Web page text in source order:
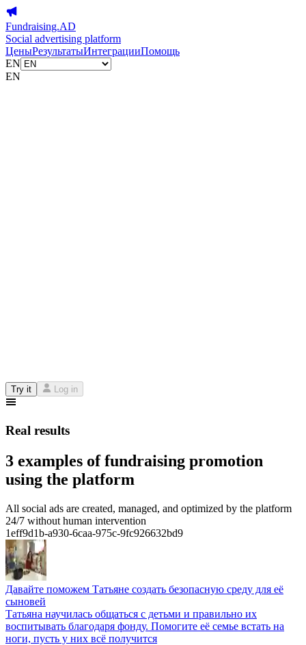
Fundraising.AD
Social advertising platform
ЦеныРезультатыИнтеграцииПомощь
EN
EN
Try it Log in
Real results
3 examples of fundraising promotion
using the platform
All social ads are created, managed, and optimized by the platform
24/7 without human intervention
1eff9d1b-a930-6caa-975c-9fc926632bd9
Давайте поможем Татьяне создать безопасную среду для её
сыновей
Татьяна научилась общаться с детьми и правильно их
воспитывать благодаря фонду. Помогите её семье встать на
ноги, пусть у них всё получится